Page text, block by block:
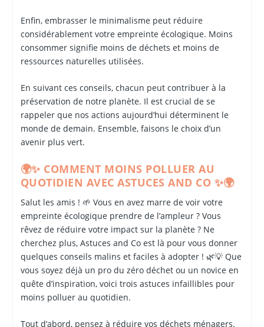
Enfin, embrasser le minimalisme peut réduire
considérablement votre empreinte écologique. Moins
consommer signifie moins de déchets et moins de
ressources naturelles utilisées.
En suivant ces conseils, chacun peut contribuer à la
préservation de notre planète. Il est crucial de se
rappeler que nos actions aujourd’hui déterminent le
monde de demain. Ensemble, faisons le choix d’un
avenir plus vert.
🌍✨ COMMENT MOINS POLLUER AU
QUOTIDIEN AVEC ASTUCES AND CO ✨🌍
Salut les amis ! 🌱 Vous en avez marre de voir votre
empreinte écologique prendre de l’ampleur ? Vous
rêvez de réduire votre impact sur la planète ? Ne
cherchez plus, Astuces and Co est là pour vous donner
quelques conseils malins et faciles à adopter ! 🌿💡 Que
vous soyez déjà un pro du zéro déchet ou un novice en
quête d’inspiration, voici trois astuces infaillibles pour
moins polluer au quotidien.
Tout d’abord, pensez à réduire vos déchets ménagers.